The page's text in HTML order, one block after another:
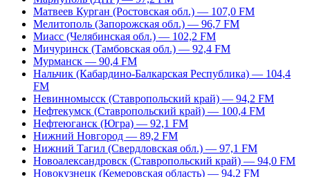
Матвеев Курган (Ростовская обл.) — 107,0 FM
Мелитополь (Запорожская обл.) — 96,7 FM
Миасс (Челябинская обл.) — 102,2 FM
Мичуринск (Тамбовская обл.) — 92,4 FM
Мурманск — 90,4 FM
Нальчик (Кабардино-Балкарская Республика) — 104,4
FM
Невинномысск (Ставропольский край) — 94,2 FM
Нефтекумск (Ставропольский край) — 100,4 FM
Нефтеюганск (Югра) — 92,1 FM
Нижний Новгород — 89,2 FM
Нижний Тагил (Свердловская обл.) — 97,1 FM
Новоалександровск (Ставропольский край) — 94,0 FM
Новокузнецк (Кемеровская область) — 94,2 FM